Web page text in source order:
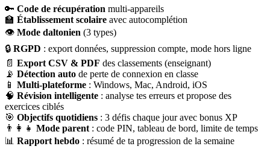
🔑 Code de récupération multi-appareils
🏫 Établissement scolaire avec autocomplétion
👁 Mode daltonien (3 types)
🔒 RGPD : export données, suppression compte, mode hors ligne
📄 Export CSV & PDF des classements (enseignant)
📡 Détection auto de perte de connexion en classe
📱 Multi-plateforme : Windows, Mac, Android, iOS
🧠 Révision intelligente : analyse tes erreurs et propose des
exercices ciblés
🎯 Objectifs quotidiens : 3 défis chaque jour avec bonus XP
👨‍👩‍👧 Mode parent : code PIN, tableau de bord, limite de temps
📊 Rapport hebdo : résumé de ta progression de la semaine